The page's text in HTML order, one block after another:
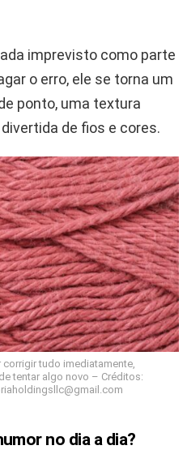
imprevisto como parte
o erro, ele se torna um
ponto, uma textura
de fios e cores.
tudo imediatamente,
tentar algo novo – Créditos:
no dia a dia?